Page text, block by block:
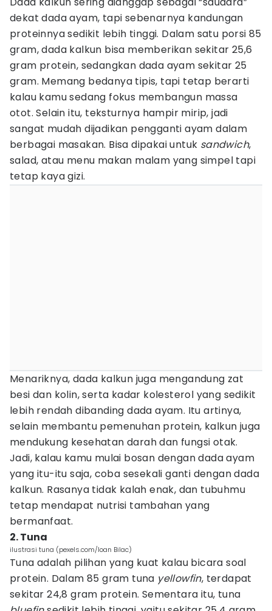
dekat dada ayam, tapi sebenarnya kandungan
proteinnya sedikit lebih tinggi. Dalam satu porsi 85
gram, dada kalkun bisa memberikan sekitar 25,6
gram protein, sedangkan dada ayam sekitar 25
gram. Memang bedanya tipis, tapi tetap berarti
kalau kamu sedang fokus membangun massa
otot. Selain itu, teksturnya hampir mirip, jadi
sangat mudah dijadikan pengganti ayam dalam
berbagai masakan. Bisa dipakai untuk sandwich,
salad, atau menu makan malam yang simpel tapi
tetap kaya gizi.
Menariknya, dada kalkun juga mengandung zat
besi dan kolin, serta kadar kolesterol yang sedikit
lebih rendah dibanding dada ayam. Itu artinya,
selain membantu pemenuhan protein, kalkun juga
mendukung kesehatan darah dan fungsi otak.
Jadi, kalau kamu mulai bosan dengan dada ayam
yang itu-itu saja, coba sesekali ganti dengan dada
kalkun. Rasanya tidak kalah enak, dan tubuhmu
tetap mendapat nutrisi tambahan yang
bermanfaat.
2. Tuna
ilustrasi tuna (pexels.com/Ioan Bilac)
Tuna adalah pilihan yang kuat kalau bicara soal
protein. Dalam 85 gram tuna yellowfin, terdapat
sekitar 24,8 gram protein. Sementara itu, tuna